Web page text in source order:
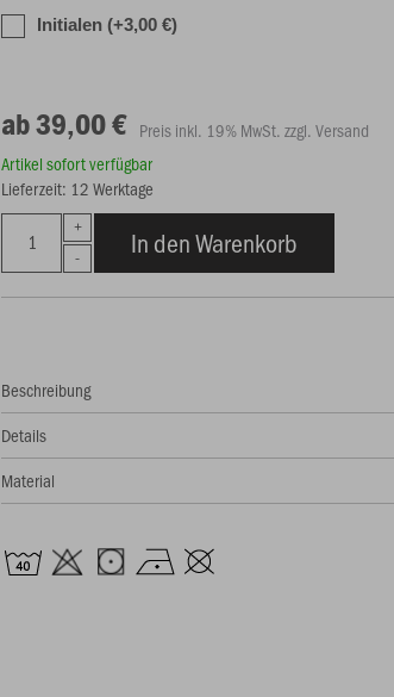
Initialen (+3,00 €)
ab 39,00 € Preis inkl. 19% MwSt. zzgl. Versand
Artikel sofort verfügbar
Lieferzeit: 12 Werktage
In den Warenkorb
Beschreibung
Details
Material